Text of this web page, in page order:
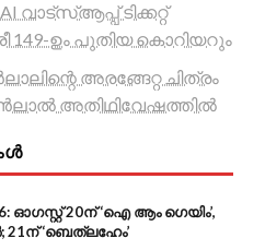
ടിക്കറ്റ്
149-ഉം പുതിയ കൊറിയറും
അരങ്ങേറ്റ ചിത്രം
അതിഥിവേഷത്തിൽ
ഓഗസ്റ്റ് 20ന് ‘ഐ ആം ഗെയിം’,
21ന് ‘ബെത്‌ലഹേം’